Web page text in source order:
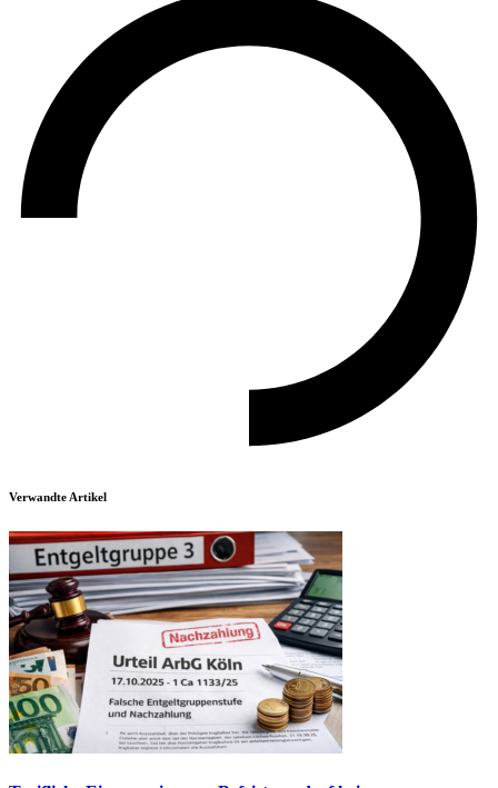
Verwandte Artikel